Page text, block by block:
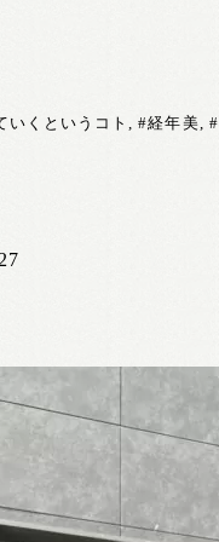
いくというコト ,#経年美